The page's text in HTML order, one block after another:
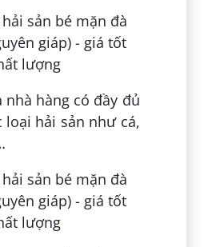
nhà hàng có đầy đủ
loại hải sản như cá,